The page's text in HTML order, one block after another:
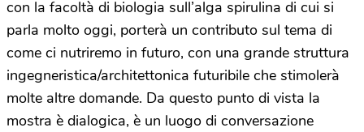
con la facoltà di biologia sull’alga spirulina di cui si
parla molto oggi, porterà un contributo sul tema di
come ci nutriremo in futuro, con una grande struttura
ingegneristica/architettonica futuribile che stimolerà
molte altre domande. Da questo punto di vista la
mostra è dialogica, è un luogo di conversazione